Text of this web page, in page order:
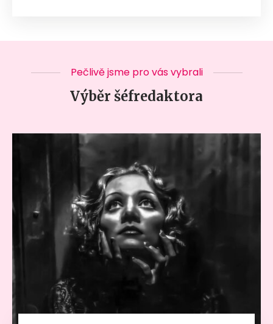
Pečlivě jsme pro vás vybrali
Výběr šéfredaktora